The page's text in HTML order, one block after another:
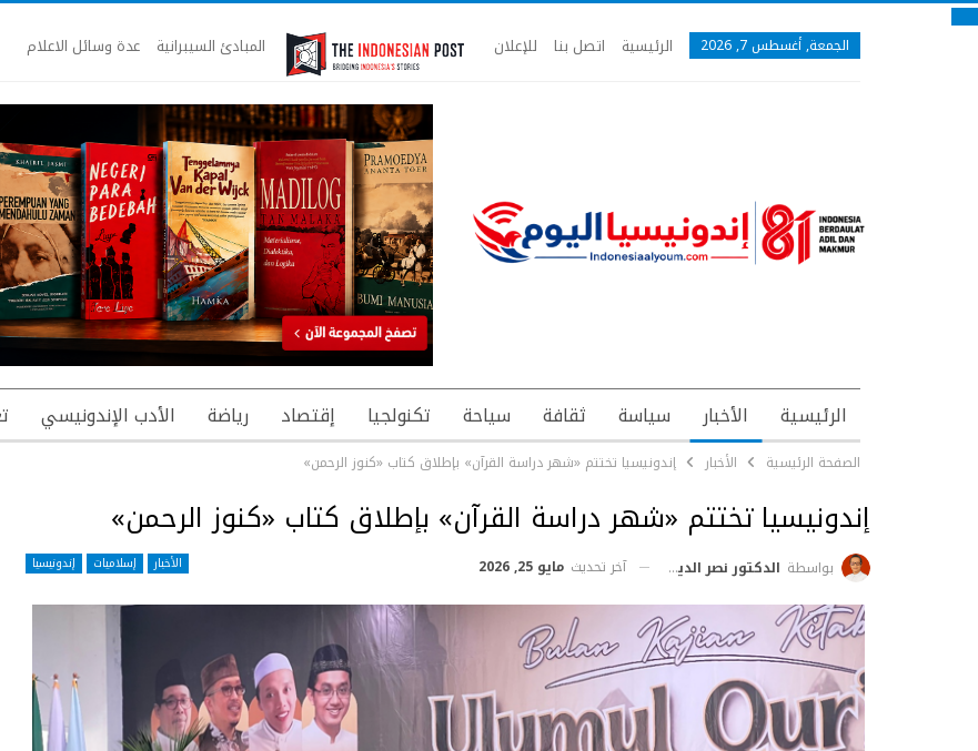
الجمعة, أغسطس 7, 2026 الرئيسية اتصل بنا للإعلان المبادئ السيبرانية عدة وسائل الاعلام
الرئيسية الأخبار سياسة ثقافة سياحة تكنولجيا إقتصاد رياضة الأدب الإندونيسي
الصفحة الرئيسية الأخبار إندونيسيا تختتم «شهر دراسة القرآن» بإطلاق كتاب «كنوز الرحمن»
إندونيسيا تختتم «شهر دراسة القرآن» بإطلاق كتاب «كنوز الرحمن»
الأخبار إسلاميات إندونيسيا بواسطة الدكتور نصر الدين إدريس آخر تحديث مايو 25, 2026